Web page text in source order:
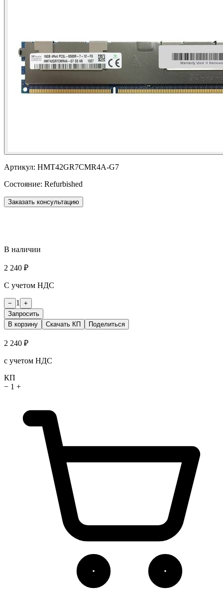
Артикул: HMT42GR7CMR4A-G7
Состояние: Refurbished
Заказать консультацию
В наличии
2 240 ₽
С учетом НДС
− 1
+
Запросить
В корзину
Скачать КП Поделиться
2 240 ₽
с учетом НДС
КП
− 1 +